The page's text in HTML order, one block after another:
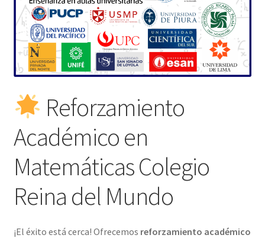
Reforzamiento
Académico en
Matemáticas Colegio
Reina del Mundo
¡El éxito está cerca! Ofrecemos reforzamiento académico